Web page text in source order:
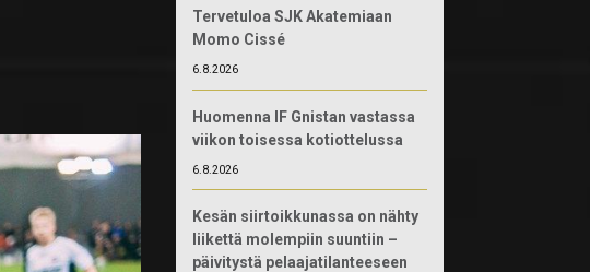
Tervetuloa SJK Akatemiaan
Momo Cissé
6.8.2026
Huomenna IF Gnistan vastassa
viikon toisessa kotiottelussa
6.8.2026
Kesän siirtoikkunassa on nähty
liikettä molempiin suuntiin –
päivitystä pelaajatilanteeseen